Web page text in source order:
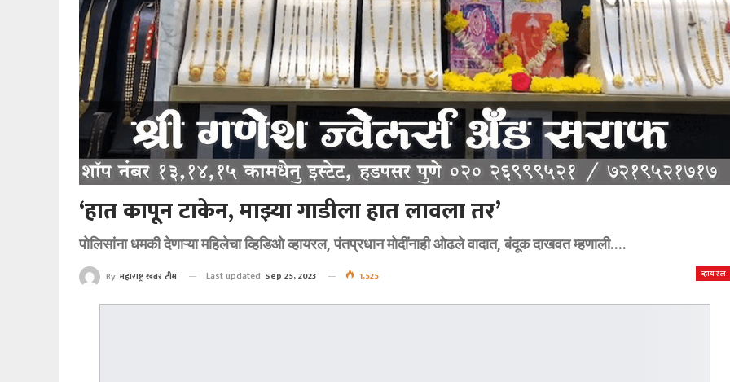
‘हात कापून टाकेन, माझ्या गाडीला हात लावला तर’
पोलिसांना धमकी देणाऱ्या महिलेचा व्हिडिओ व्हायरल, पंतप्रधान मोदींनाही ओढले वादात, बंदूक दाखवत म्हणाली....
व्हायरल
By महाराष्ट्र खबर टीम Last updated Sep 25, 2023 1,525